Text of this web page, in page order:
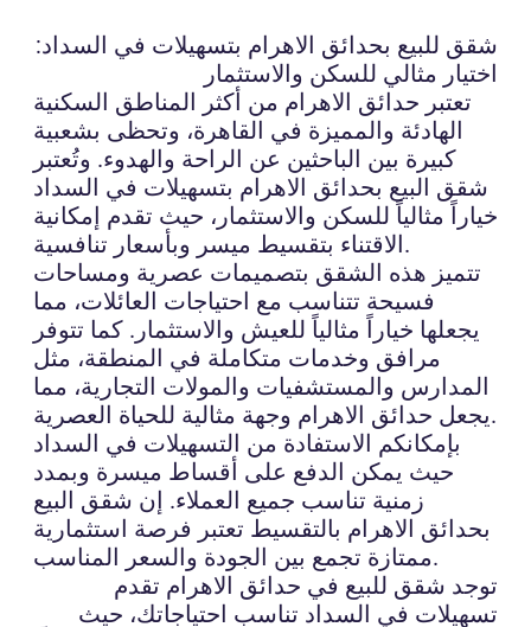
شقق للبيع بحدائق الاهرام بتسهيلات في السداد:
اختيار مثالي للسكن والاستثمار
تعتبر حدائق الاهرام من أكثر المناطق السكنية
الهادئة والمميزة في القاهرة، وتحظى بشعبية
كبيرة بين الباحثين عن الراحة والهدوء. وتُعتبر
شقق البيع بحدائق الاهرام بتسهيلات في السداد
خياراً مثالياً للسكن والاستثمار، حيث تقدم إمكانية
الاقتناء بتقسيط ميسر وبأسعار تنافسية.
تتميز هذه الشقق بتصميمات عصرية ومساحات
فسيحة تتناسب مع احتياجات العائلات، مما
يجعلها خياراً مثالياً للعيش والاستثمار. كما تتوفر
مرافق وخدمات متكاملة في المنطقة، مثل
المدارس والمستشفيات والمولات التجارية، مما
يجعل حدائق الاهرام وجهة مثالية للحياة العصرية.
بإمكانكم الاستفادة من التسهيلات في السداد
حيث يمكن الدفع على أقساط ميسرة وبمدد
زمنية تناسب جميع العملاء. إن شقق البيع
بحدائق الاهرام بالتقسيط تعتبر فرصة استثمارية
ممتازة تجمع بين الجودة والسعر المناسب.
توجد شقق للبيع في حدائق الاهرام تقدم
تسهيلات في السداد تناسب احتياجاتك، حيث